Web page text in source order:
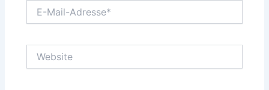
Mail-